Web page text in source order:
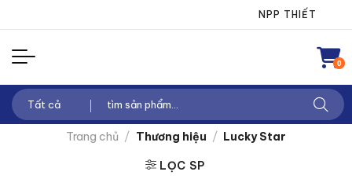
nội
dung
NPP THIẾT BỊ
0
Tìm
kiếm:
Trang chủ / Thương hiệu / Lucky Star
LỌC SP